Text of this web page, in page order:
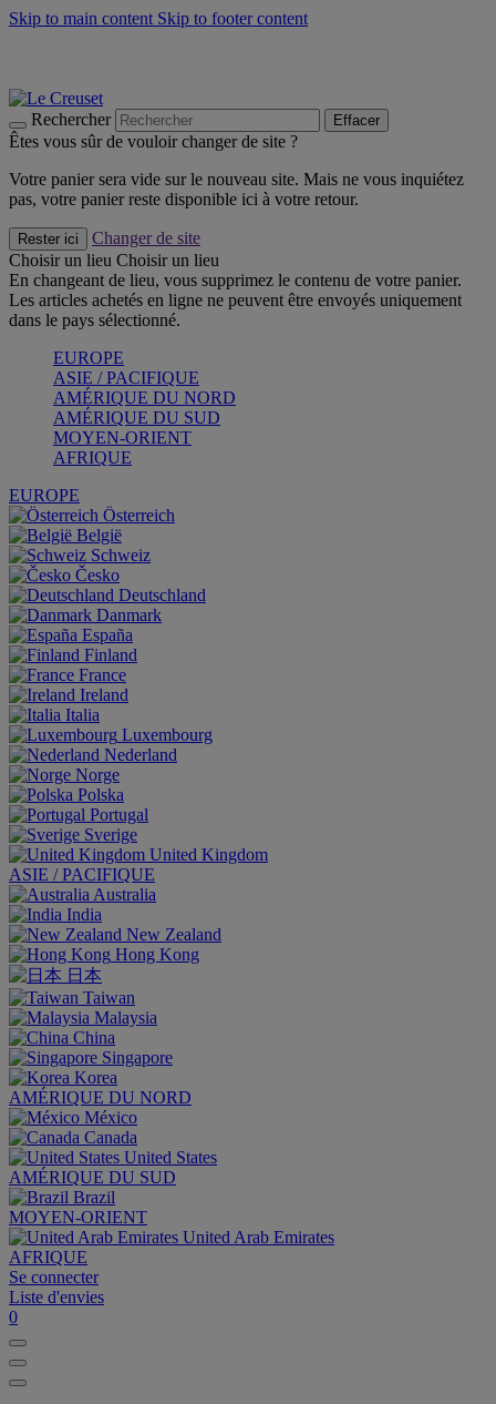
Skip to main content Skip to footer content
Rechercher Effacer
Êtes vous sûr de vouloir changer de site ?
Votre panier sera vide sur le nouveau site. Mais ne vous inquiétez
pas, votre panier reste disponible ici à votre retour.
Rester ici
Changer de site
Choisir un lieu Choisir un lieu
En changeant de lieu, vous supprimez le contenu de votre panier.
Les articles achetés en ligne ne peuvent être envoyés uniquement
dans le pays sélectionné.
EUROPE
ASIE / PACIFIQUE
AMÉRIQUE DU NORD
AMÉRIQUE DU SUD
MOYEN-ORIENT
AFRIQUE
EUROPE
Österreich
België
Schweiz
Česko
Deutschland
Danmark
España
Finland
France
Ireland
Italia
Luxembourg
Nederland
Norge
Polska
Portugal
Sverige
United Kingdom
ASIE / PACIFIQUE
Australia
India
New Zealand
Hong Kong
日本
Taiwan
Malaysia
China
Singapore
Korea
AMÉRIQUE DU NORD
México
Canada
United States
AMÉRIQUE DU SUD
Brazil
MOYEN-ORIENT
United Arab Emirates
AFRIQUE
Se connecter
Liste d'envies
0